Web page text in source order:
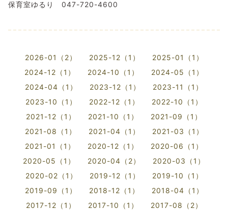
保育室ゆるり 047-720-4600
2026-01（2） 2025-12（1）
2025-01（1）
2024-12（1）
2024-10（1）
2024-05（1）
2024-04（1）
2023-12（1）
2023-11（1）
2023-10（1）
2022-12（1）
2022-10（1）
2021-12（1）
2021-10（1）
2021-09（1）
2021-08（1）
2021-04（1）
2021-03（1）
2021-01（1）
2020-12（1）
2020-06（1）
2020-05（1）
2020-04（2）
2020-03（1）
2020-02（1）
2019-12（1）
2019-10（1）
2019-09（1）
2018-12（1）
2018-04（1）
2017-12（1）
2017-10（1）
2017-08（2）